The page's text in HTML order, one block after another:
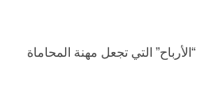
التي تجعل مهنة المحاماة